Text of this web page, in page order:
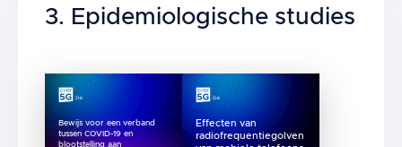
Title
3. Epidemiologische studies
Bewijs voor een verband
tussen COVID-19 en
blootstelling aan
Effecten van
radiofrequentiegolven